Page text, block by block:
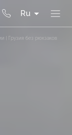
Ru
| Грузия без рюкзаков